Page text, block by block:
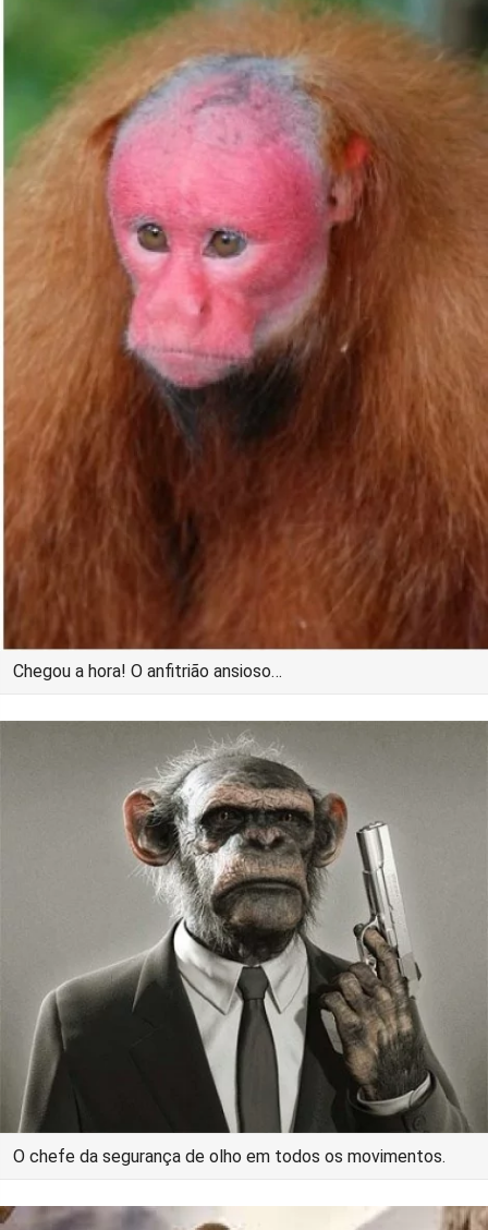
Chegou a hora! O anfitrião ansioso…
O chefe da segurança de olho em todos os movimentos.